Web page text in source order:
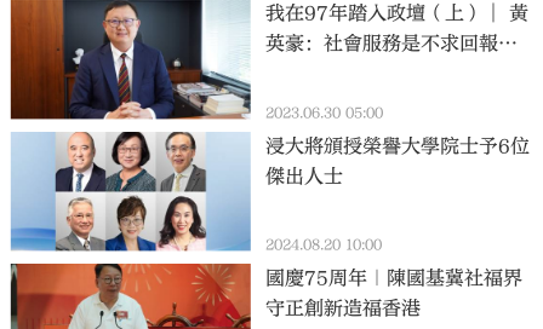
我在97年踏入政壇（上）│ 黃
英豪：社會服務是不求回報的
2023.06.30 05:00
浸大將頒授榮譽大學院士予6位
傑出人士
2024.08.20 10:00
國慶75周年｜陳國基冀社福界
守正創新造福香港